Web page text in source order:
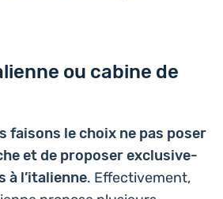
ou cabine de
faisons le choix ne pas poser
et de pro­po­ser exclu­si­ve­
à l’i­ta­lienne. Effec­ti­ve­ment,